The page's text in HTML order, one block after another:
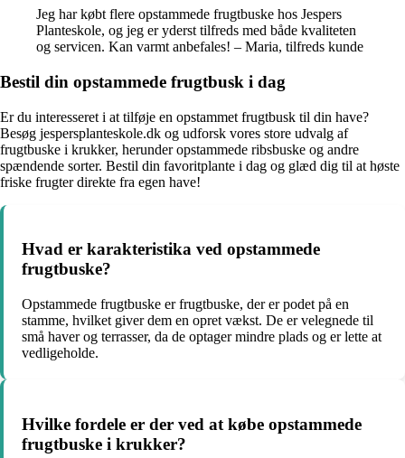
Jeg har købt flere opstammede frugtbuske hos Jespers
Planteskole, og jeg er yderst tilfreds med både kvaliteten
og servicen. Kan varmt anbefales! – Maria, tilfreds kunde
Bestil din opstammede frugtbusk i dag
Er du interesseret i at tilføje en opstammet frugtbusk til din have?
Besøg jespersplanteskole.dk og udforsk vores store udvalg af
frugtbuske i krukker, herunder opstammede ribsbuske og andre
spændende sorter. Bestil din favoritplante i dag og glæd dig til at høste
friske frugter direkte fra egen have!
Hvad er karakteristika ved opstammede
frugtbuske?
Opstammede frugtbuske er frugtbuske, der er podet på en
stamme, hvilket giver dem en opret vækst. De er velegnede til
små haver og terrasser, da de optager mindre plads og er lette at
vedligeholde.
Hvilke fordele er der ved at købe opstammede
frugtbuske i krukker?